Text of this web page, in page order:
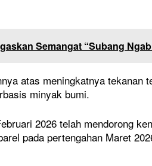
Semangat “Subang
atas meningkatnya tekanan
minyak bumi.
2026 telah mendorong
pada pertengahan Maret